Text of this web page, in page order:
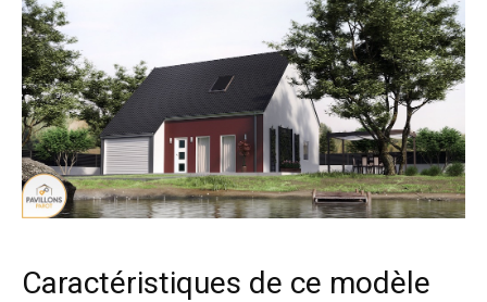
Caractéristiques de ce modèle